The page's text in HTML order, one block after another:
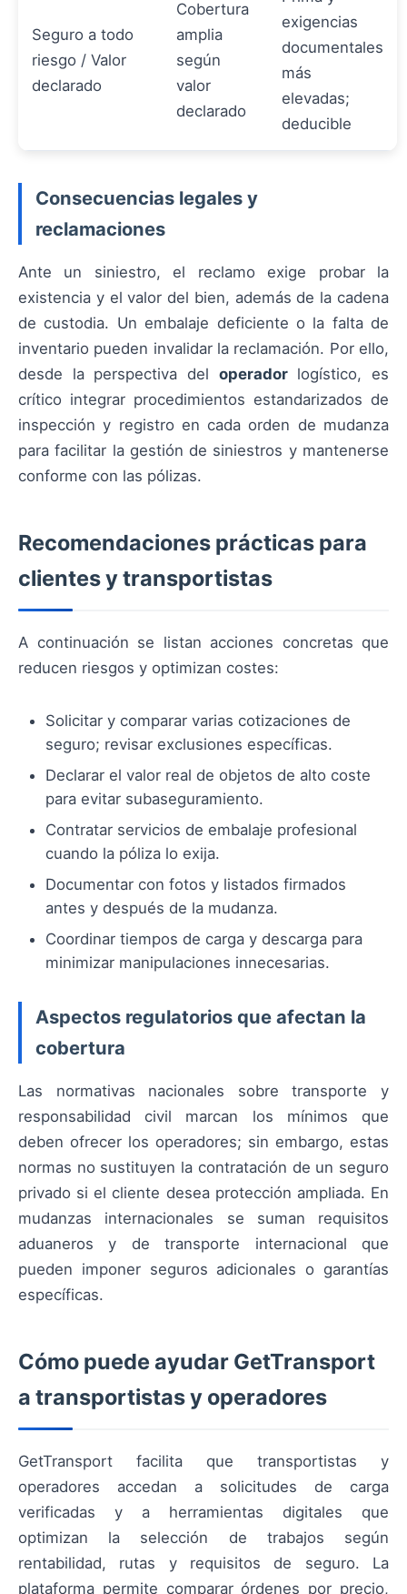
Seguro a todo
riesgo / Valor
declarado
Cobertura
amplia
según
valor
declarado
exigencias
documentales
más
elevadas;
deducible
Consecuencias legales y
reclamaciones
Ante un siniestro, el reclamo exige probar la
existencia y el valor del bien, además de la cadena
de custodia. Un embalaje deficiente o la falta de
inventario pueden invalidar la reclamación. Por ello,
desde la perspectiva del operadorlogístico, es
crítico integrar procedimientos estandarizados de
inspección y registro en cada orden de mudanza
para facilitar la gestión de siniestros y mantenerse
conforme con las pólizas.
Recomendaciones prácticas para
clientes y transportistas
A continuación se listan acciones concretas que
reducen riesgos y optimizan costes:
Solicitar y comparar varias cotizaciones de
seguro; revisar exclusiones específicas.
Declarar el valor real de objetos de alto coste
para evitar subaseguramiento.
Contratar servicios de embalaje profesional
cuando la póliza lo exija.
Documentar con fotos y listados firmados
antes y después de la mudanza.
Coordinar tiempos de carga y descarga para
minimizar manipulaciones innecesarias.
Aspectos regulatorios que afectan la
cobertura
Las normativas nacionales sobre transporte y
responsabilidad civil marcan los mínimos que
deben ofrecer los operadores; sin embargo, estas
normas no sustituyen la contratación de un seguro
privado si el cliente desea protección ampliada. En
mudanzas internacionales se suman requisitos
aduaneros y de transporte internacional que
pueden imponer seguros adicionales o garantías
específicas.
Cómo puede ayudar GetTransport
a transportistas y operadores
GetTransport facilita que transportistas y
operadores accedan a solicitudes de carga
verificadas y a herramientas digitales que
optimizan la selección de trabajos según
rentabilidad, rutas y requisitos de seguro. La
plataforma permite comparar órdenes por precio,